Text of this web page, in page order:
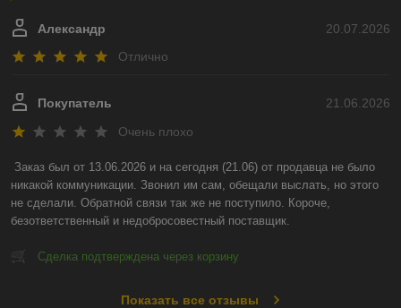
20.07.2026
Александр
Отлично
21.06.2026
Покупатель
Очень плохо
Заказ был от 13.06.2026 и на сегодня (21.06) от продавца не было
никакой коммуникации. Звонил им сам, обещали выслать, но этого
не сделали. Обратной связи так же не поступило. Короче,
безответственный и недобросовестный поставщик.
Сделка подтверждена через корзину
Показать все отзывы